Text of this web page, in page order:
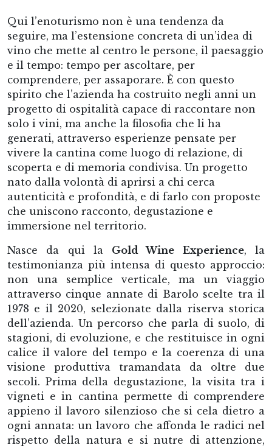
Qui l’enoturismo non è una tendenza da
seguire, ma l’estensione concreta di un’idea di
vino che mette al centro le persone, il paesaggio
e il tempo: tempo per ascoltare, per
comprendere, per assaporare. È con questo
spirito che l’azienda ha costruito negli anni un
progetto di ospitalità capace di raccontare non
solo i vini, ma anche la filosofia che li ha
generati, attraverso esperienze pensate per
vivere la cantina come luogo di relazione, di
scoperta e di memoria condivisa. Un progetto
nato dalla volontà di aprirsi a chi cerca
autenticità e profondità, e di farlo con proposte
che uniscono racconto, degustazione e
immersione nel territorio.
Nasce da qui la Gold Wine Experience, la
testimonianza più intensa di questo approccio:
non una semplice verticale, ma un viaggio
attraverso cinque annate di Barolo scelte tra il
1978 e il 2020, selezionate dalla riserva storica
dell’azienda. Un percorso che parla di suolo, di
stagioni, di evoluzione, e che restituisce in ogni
calice il valore del tempo e la coerenza di una
visione produttiva tramandata da oltre due
secoli. Prima della degustazione, la visita tra i
vigneti e in cantina permette di comprendere
appieno il lavoro silenzioso che si cela dietro a
ogni annata: un lavoro che affonda le radici nel
rispetto della natura e si nutre di attenzione,